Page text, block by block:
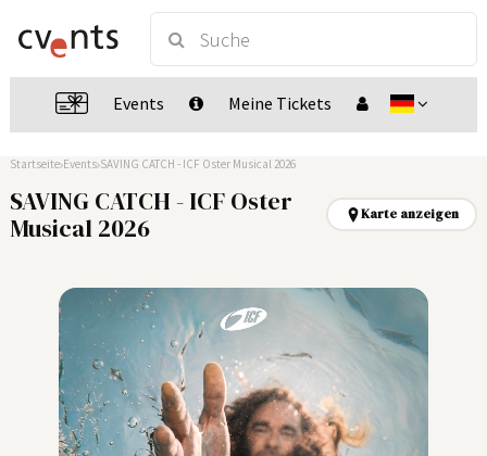
Events Meine Tickets
Startseite Events SAVING CATCH - ICF Oster Musical 2026
SAVING CATCH - ICF Oster
Musical 2026
Karte anzeigen